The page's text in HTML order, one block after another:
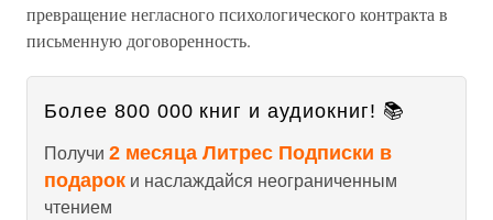
превращение негласного психологического контракта в
письменную договоренность.
Более 800 000 книг и аудиокниг! 📚
Получи 2 месяца Литрес Подписки в
подарок и наслаждайся неограниченным
чтением